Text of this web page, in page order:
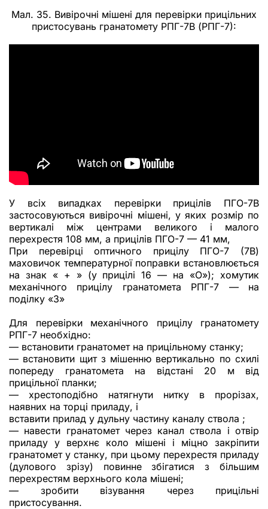
Мал. 35. Вивірочні мішені для перевірки прицільних
пристосувань гранатомету РПГ-7В (РПГ-7):
У всіх випадках перевірки прицілів ПГО-7В
застосовуються вивірочні мішені, у яких розмір по
вертикалі між центрами великого і малого
перехрестя 108 мм, а прицілів ПГО-7 — 41 мм,
При перевірці оптичного прицілу ПГО-7 (7В)
маховичок температурної поправки встановлюється
на знак « + » (у прицілі 16 — на «О»); хомутик
механічного прицілу гранатомета РПГ-7 — на
поділку «3»
Для перевірки механічного прицілу гранатомету
РПГ-7 необхідно:
— встановити гранатомет на прицільному станку;
— встановити щит з мішенню вертикально по схилі
попереду гранатомета на відстані 20 м від
прицільної планки;
— хрестоподібно натягнути нитку в прорізах,
наявних на торці приладу, і
вставити прилад у дульну частину каналу ствола ;
— навести гранатомет через канал ствола і отвір
приладу у верхнє коло мішені і міцно закріпити
гранатомет у станку, при цьому перехрестя приладу
(дулового зрізу) повинне збігатися з більшим
перехрестям верхнього кола мішені;
— зробити візування через прицільні
пристосування.